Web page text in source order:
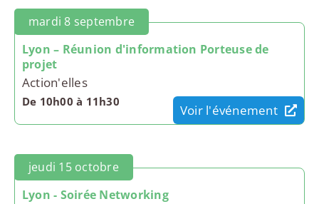
mardi 8 septembre
Lyon – Réunion d'information Porteuse de
projet
Action'elles
De 10h00 à 11h30
Voir l'événement
jeudi 15 octobre
Lyon - Soirée Networking